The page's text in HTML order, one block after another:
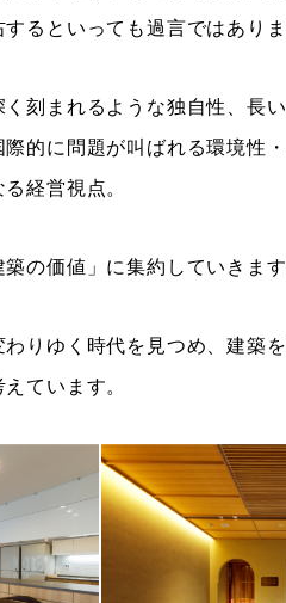
るといっても過言ではありま
刻まれるような独自性、長
的に問題が叫ばれる環境性
経営視点。
の価値」に集約していきます
りゆく時代を見つめ、建築
ています。